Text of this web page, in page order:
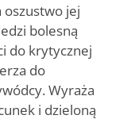
oszustwo jej
bolesną
do krytycznej
do
Wyraża
i dzieloną